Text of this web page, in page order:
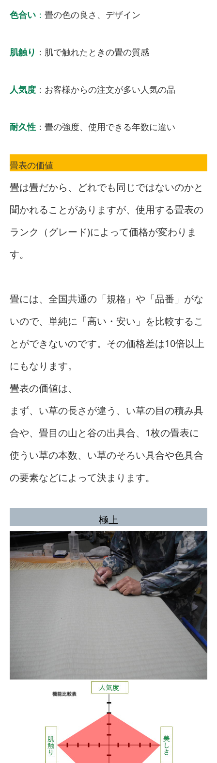
色合い ： 畳の色の良さ、デザイン
肌触り ：肌で触れたときの畳の質感
人気度 ：お客様からの注文が多い人気の品
耐久性 ：畳の強度、使用できる年数に違い
畳表の価値
畳は畳だから、どれでも同じではないのかと
聞かれることがありますが、使用する畳表の
ランク（グレード)によって価格が変わりま
す。
畳には、全国共通の「規格」や「品番」がな
いので、単純に「高い・安い」を比較するこ
とができないのです。その価格差は10倍以上
にもなります。
畳表の価値は、
まず、い草の長さが違う、い草の目の積み具
合や、畳目の山と谷の出具合、1枚の畳表に
使うい草の本数、い草のそろい具合や色具合
の要素などによって決まります。
極上